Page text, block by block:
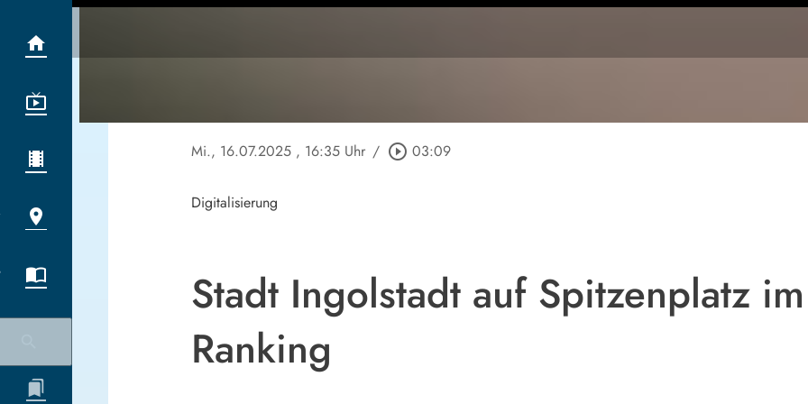
Mi., 16.07.2025 , 16:35 Uhr / play_circle_outline 03:09
Digitalisierung
Stadt Ingolstadt auf Spitzenplatz
Ranking